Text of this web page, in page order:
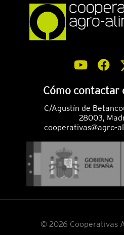
Cómo contactar
C/Agustín de
28003,
cooperativas@agro-
© 2026 Cooperativas